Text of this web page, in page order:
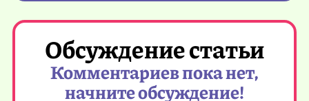
Обсуждение статьи
Комментариев пока нет,
начните обсуждение!